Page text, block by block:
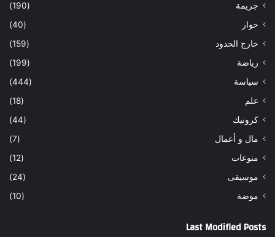
جريمة
(190)
حوار
(40)
خارج الحدود
(159)
رياضة
(199)
سياسة
(444)
علم
(18)
كرونيك
(44)
مال و أعمال
(7)
منوعات
(12)
موسيقى
(24)
موضة
(10)
Last Modified Posts